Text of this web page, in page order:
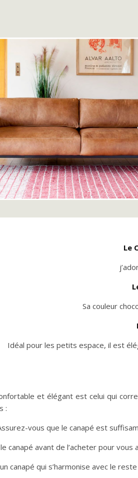
Le
Sa couleur
Idéal pour les petits espace, il est
et élégant est celui qui
:
vous que le canapé est
canapé avant de l’acheter pour vous
canapé qui s’harmonise avec le